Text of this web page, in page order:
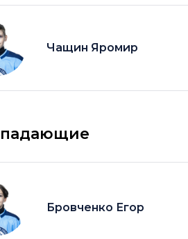
Чащин Яромир
Бровченко Егор